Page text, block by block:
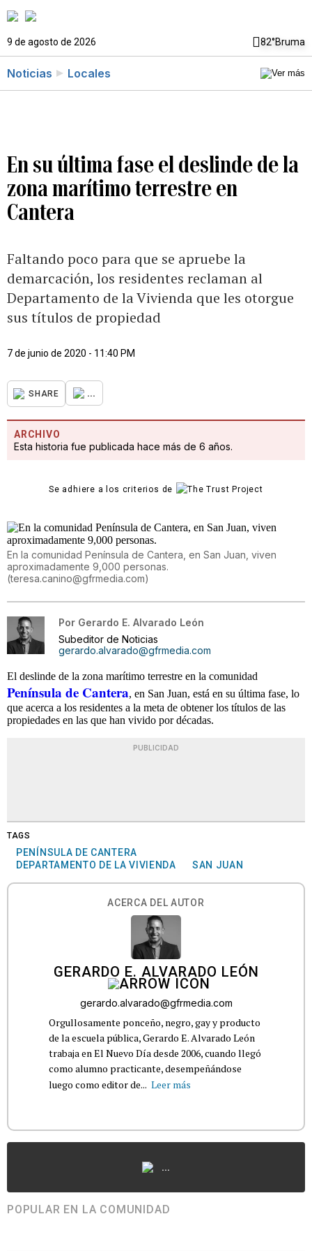
9 de agosto de 2026 82°Bruma
Noticias Locales
En su última fase el deslinde de la
zona marítimo terrestre en
Cantera
Faltando poco para que se apruebe la
demarcación, los residentes reclaman al
Departamento de la Vivienda que les otorgue
sus títulos de propiedad
7 de junio de 2020 - 11:40 PM
SHARE ...
ARCHIVO
Esta historia fue publicada hace más de 6 años.
Se adhiere a los criterios de
En la comunidad Península de Cantera, en San Juan, viven
aproximadamente 9,000 personas.
(teresa.canino@gfrmedia.com)
Por Gerardo E. Alvarado León
Subeditor de Noticias
gerardo.alvarado@gfrmedia.com
El deslinde de la zona marítimo terrestre en la comunidad
Península de Cantera, en San Juan, está en su última fase, lo
que acerca a los residentes a la meta de obtener los títulos de las
propiedades en las que han vivido por décadas.
PUBLICIDAD
TAGS
PENÍNSULA DE CANTERA
DEPARTAMENTO DE LA VIVIENDA
SAN JUAN
ACERCA DEL AUTOR
GERARDO E. ALVARADO LEÓN
gerardo.alvarado@gfrmedia.com
Orgullosamente ponceño, negro, gay y producto
de la escuela pública, Gerardo E. Alvarado León
trabaja en El Nuevo Día desde 2006, cuando llegó
como alumno practicante, desempeñándose
luego como editor de... Leer más
...
POPULAR EN LA COMUNIDAD